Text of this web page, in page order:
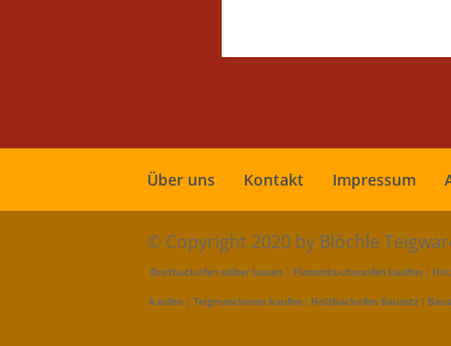
Über uns Kontakt Impressum
© Copyright 2020 by Blöchle
Brotbackofen selber bauen | Flammkuchenofen kaufen |
kaufen | Teigmaschinen kaufen| Holzbackofen Bausatz |